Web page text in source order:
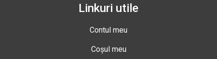
Linkuri utile
Contul meu
Coșul meu